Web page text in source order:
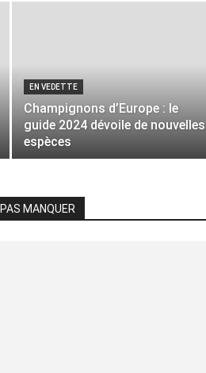
EN VEDETTE
Champignons d’Europe : le
guide 2024 dévoile de nouvelles
espèces
MANQUER